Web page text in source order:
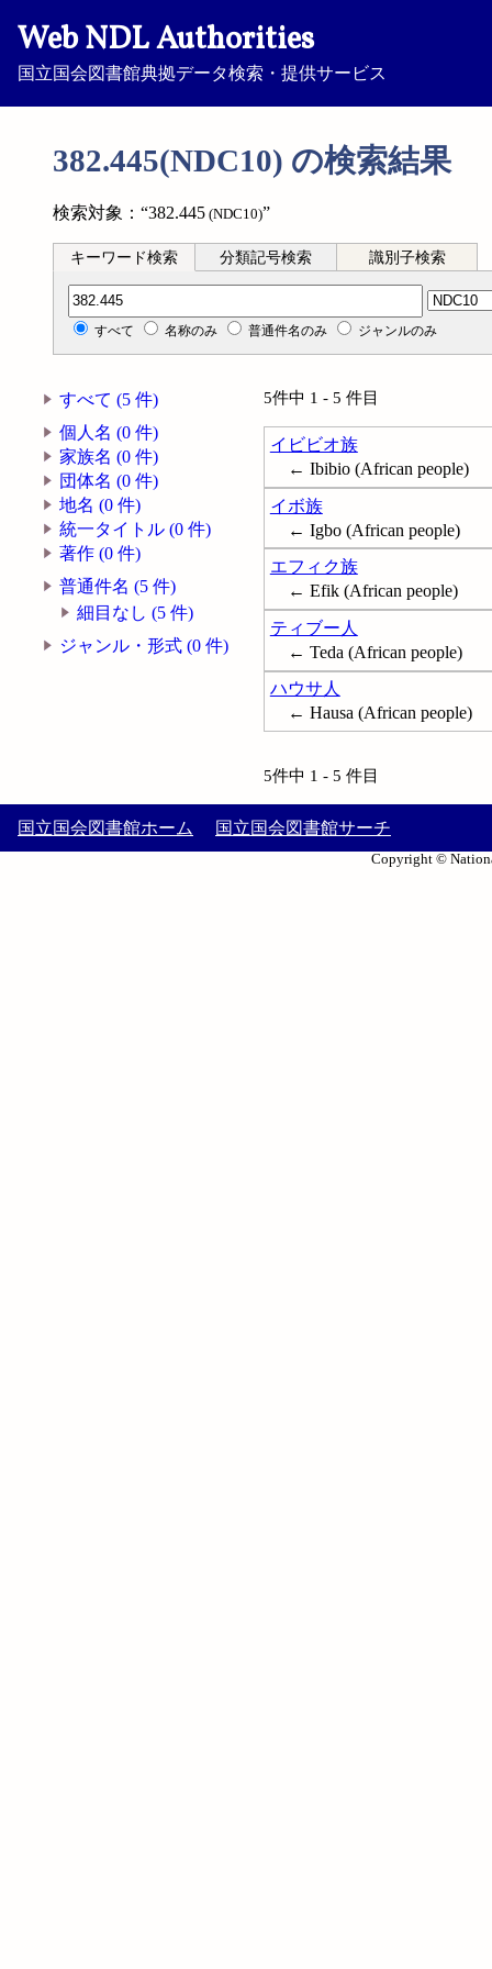
Web NDL Authorities
国立国会図書館典拠データ検索・提供サービス
382.445(NDC10) の検索結果
検索対象：“382.445 (NDC10)”
キーワード検索 分類記号検索 識別子検索
分類記号検索
すべて 名称のみ 普通件名のみ ジャンルのみ
すべて (5 件)
個人名 (0 件)
家族名 (0 件)
団体名 (0 件)
地名 (0 件)
統一タイトル (0 件)
著作 (0 件)
普通件名 (5 件)
細目なし (5 件)
ジャンル・形式 (0 件)
5件中 1 - 5 件目
イビビオ族
← Ibibio (African people)
イボ族
← Igbo (African people)
エフィク族
← Efik (African people)
ティブー人
← Teda (African people)
ハウサ人
← Hausa (African people)
5件中 1 - 5 件目
国立国会図書館ホーム 国立国会図書館サーチ
Copyright ©